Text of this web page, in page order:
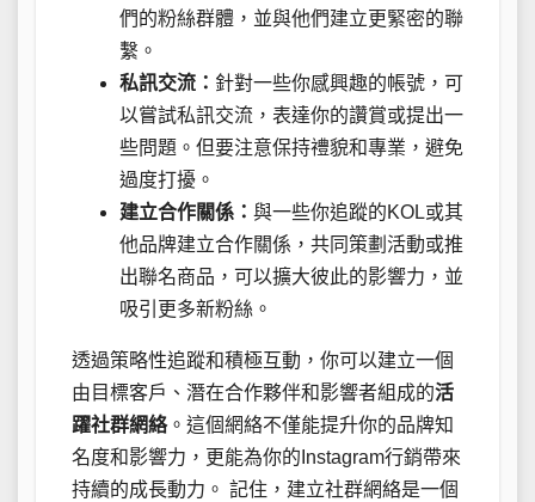
們的粉絲群體，並與他們建立更緊密的聯
繫。
私訊交流： 針對一些你感興趣的帳號，可
以嘗試私訊交流，表達你的讚賞或提出一
些問題。但要注意保持禮貌和專業，避免
過度打擾。
建立合作關係： 與一些你追蹤的KOL或其
他品牌建立合作關係，共同策劃活動或推
出聯名商品，可以擴大彼此的影響力，並
吸引更多新粉絲。
透過策略性追蹤和積極互動，你可以建立一個
由目標客戶、潛在合作夥伴和影響者組成的活
躍社群網絡。這個網絡不僅能提升你的品牌知
名度和影響力，更能為你的Instagram行銷帶來
持續的成長動力。 記住，建立社群網絡是一個